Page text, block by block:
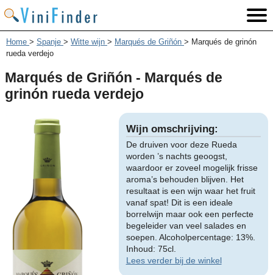
Home > Spanje > Witte wijn > Marqués de Griñón > Marqués de grinón
rueda verdejo
Marqués de Griñón - Marqués de
grinón rueda verdejo
Wijn omschrijving:
De druiven voor deze Rueda
worden ’s nachts geoogst,
waardoor er zoveel mogelijk frisse
aroma’s behouden blijven. Het
resultaat is een wijn waar het fruit
vanaf spat! Dit is een ideale
borrelwijn maar ook een perfecte
begeleider van veel salades en
soepen. Alcoholpercentage: 13%.
Inhoud: 75cl.
Lees verder bij de winkel